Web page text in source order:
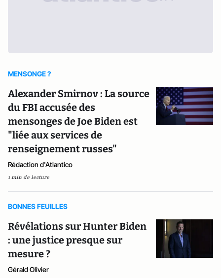
MENSONGE ?
Alexander Smirnov : La source
du FBI accusée des
mensonges de Joe Biden est
"liée aux services de
renseignement russes"
Rédaction d'Atlantico
1 min de lecture
BONNES FEUILLES
Révélations sur Hunter Biden
: une justice presque sur
mesure ?
Gérald Olivier